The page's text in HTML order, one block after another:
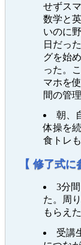
せずス
数学と
いのに
日だっ
グを始
った。
マホを
間の管
朝、
体操を
食トレ
【 修了式に
3分
た。周
もらえ
受講